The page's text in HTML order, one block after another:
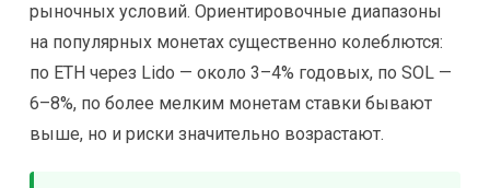
рыночных условий. Ориентировочные диапазоны
на популярных монетах существенно колеблются:
по ETH через Lido — около 3–4% годовых, по SOL —
6–8%, по более мелким монетам ставки бывают
выше, но и риски значительно возрастают.